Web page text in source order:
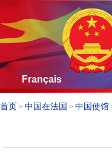
Français
首页 > 中国在法国 > 中国使馆